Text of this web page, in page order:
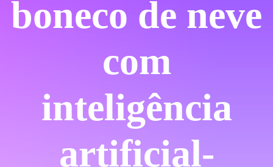
boneco de neve
com
inteligência
artificial-